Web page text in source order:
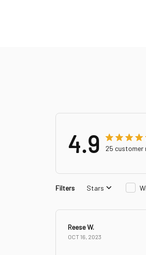
4.9 25 customer
Filters Stars
Reese W.
OCT 16, 2023